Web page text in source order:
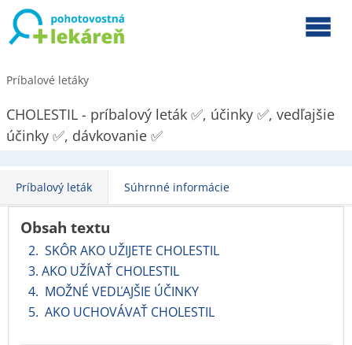
Príbalové letáky
CHOLESTIL - príbalový leták ✅, účinky ✅, vedľajšie
účinky ✅, dávkovanie ✅
Príbalový leták Súhrnné informácie
Obsah textu
2. SKÔR AKO UŽIJETE CHOLESTIL
3. AKO UŽÍVAŤ CHOLESTIL
4. MOŽNÉ VEDĽAJŠIE ÚČINKY
5. AKO UCHOVÁVAŤ CHOLESTIL